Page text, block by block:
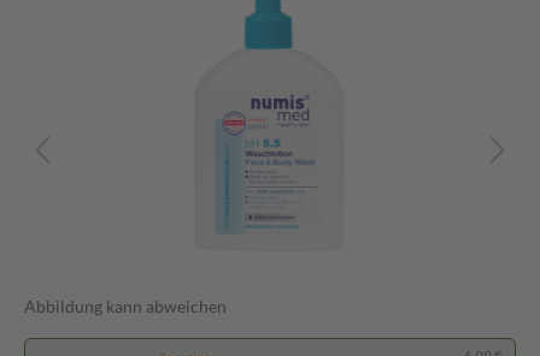
Abbildung kann abweichen